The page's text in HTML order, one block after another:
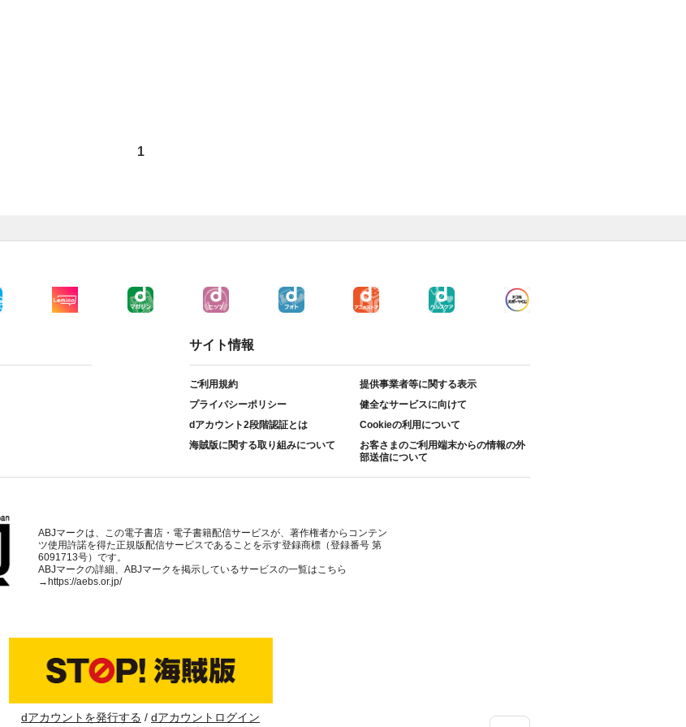
1
サイト情報
ご利用規約
提供事業者等に関する表示
プライバシーポリシー
健全なサービスに向けて
dアカウント2段階認証とは
Cookieの利用について
海賊版に関する取り組みについて
お客さまのご利用端末からの情報の外
部送信について
ABJマークは、この電子書店・電子書籍配信サービスが、著作権者からコンテン
ツ使用許諾を得た正規版配信サービスであることを示す登録商標（登録番号 第
6091713号）です。
ABJマークの詳細、ABJマークを掲示しているサービスの一覧はこちら
→https://aebs.or.jp/
dアカウントを発行する dアカウントログイン